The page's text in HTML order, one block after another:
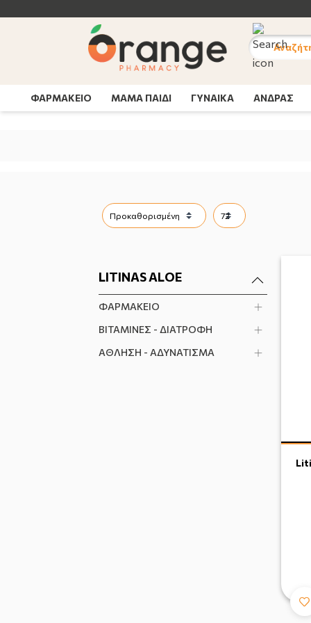
ΦΑΡΜΑΚΕΙΟ ΜΑΜΑ ΠΑΙΔΙ ΓΥΝΑΙΚΑ ΑΝΔΡΑΣ
LITINAS ALOE
ΦΑΡΜΑΚΕΙΟ
ΒΙΤΑΜΙΝΕΣ - ΔΙΑΤΡΟΦΗ
ΑΘΛΗΣΗ - ΑΔΥΝΑΤΙΣΜΑ